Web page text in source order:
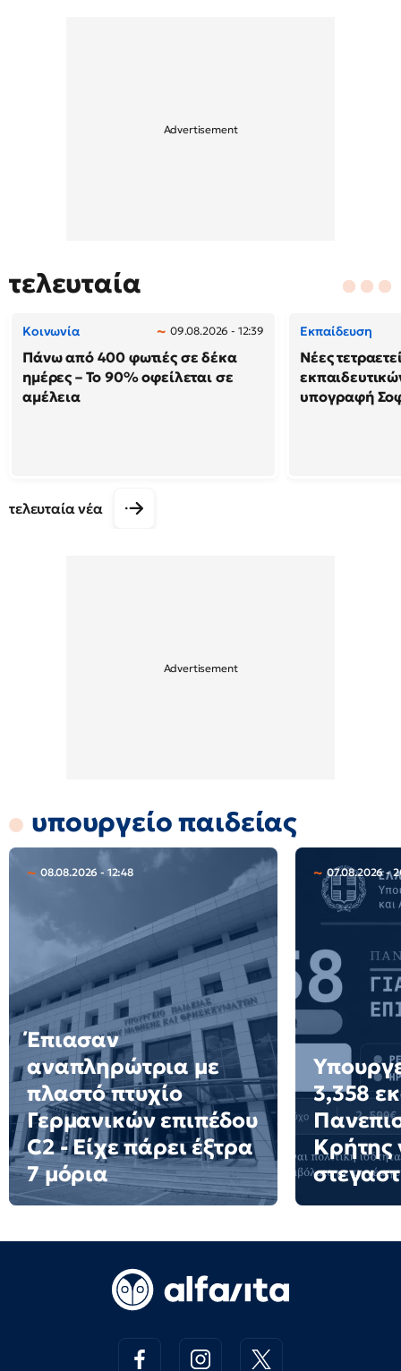
τελευταία
Κοινωνία 09.08.2026 - 12:39
Πάνω από 400 φωτιές σε δέκα
ημέρες – Το 90% οφείλεται σε
αμέλεια
Εκπαίδευση
Νέες
υπογραφή
τελευταία νέα
υπουργείο παιδείας
08.08.2026 - 12:48
Έπιασαν
αναπληρώτρια με
πλαστό πτυχίο
Γερμανικών επιπέδου
C2 - Είχε πάρει έξτρα
7 μόρια
07.08.2026 -
3,358
Κρήτης